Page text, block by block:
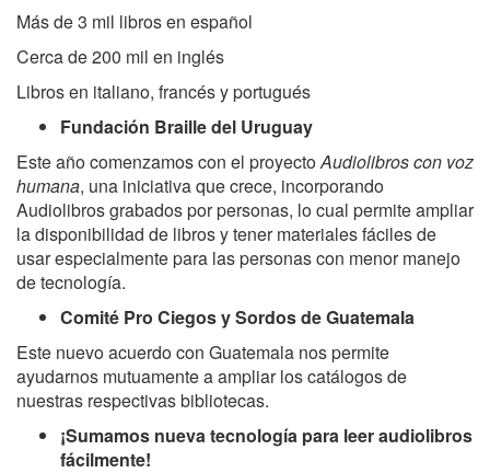
Más de 3 mil libros en español
Cerca de 200 mil en inglés
Libros en italiano, francés y portugués
Fundación Braille del Uruguay
Este año comenzamos con el proyectoAudiolibros con voz
humana, una iniciativa que crece, incorporando
Audiolibros grabados por personas, lo cual permite ampliar
la disponibilidad de libros y tener materiales fáciles de
usar especialmente para las personas con menor manejo
de tecnología.
Comité Pro Ciegos y Sordos de Guatemala
Este nuevo acuerdo con Guatemala nos permite
ayudarnos mutuamente a ampliar los catálogos de
nuestras respectivas bibliotecas.
¡Sumamos nueva tecnología para leer audiolibros
fácilmente!